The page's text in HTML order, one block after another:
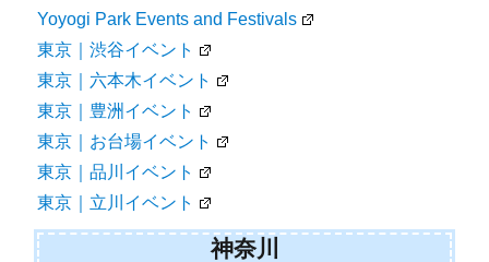
Yoyogi Park Events and Festivals
東京｜渋谷イベント
東京｜六本木イベント
東京｜豊洲イベント
東京｜お台場イベント
東京｜品川イベント
東京｜立川イベント
神奈川